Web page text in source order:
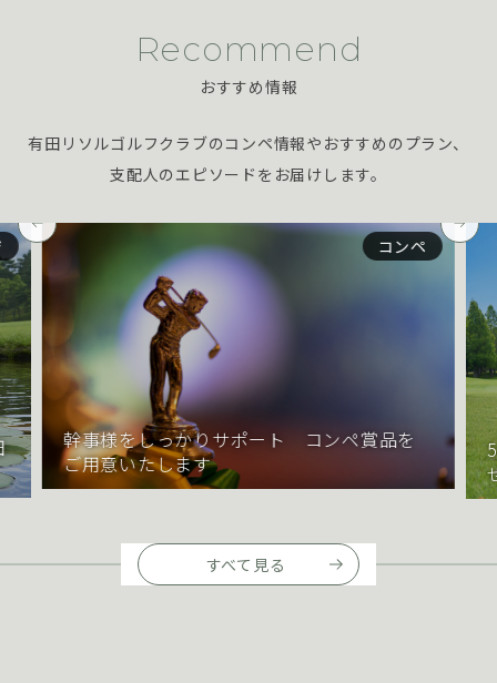
Recommend
おすすめ情報
有田リソルゴルフクラブのコンペ情報やおすすめのプラン、
支配人のエピソードをお届けします。
幹事様をしっかりサポート コンペ賞品を
ご用意いたします
コンペ
すべて見る